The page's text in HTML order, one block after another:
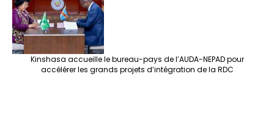
Kinshasa accueille le bureau-pays de l’AUDA-NEPAD pour
accélérer les grands projets d’intégration de la RDC